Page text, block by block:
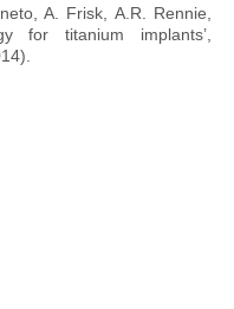
A. Frisk, A.R. Rennie,
for titanium implants’,